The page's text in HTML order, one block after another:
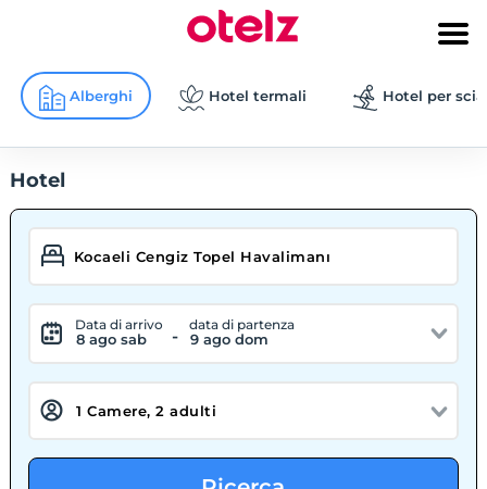
Alberghi Hotel termali Hotel per
Hotel
Data di arrivo
8 ago sab -
data di partenza
9 ago dom